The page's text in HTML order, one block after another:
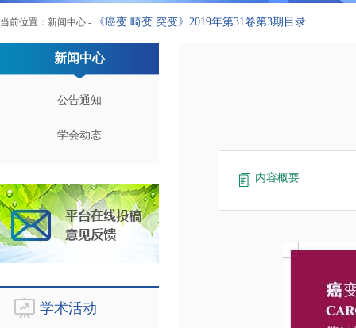
当前位置： 新闻中心 - 《癌变 畸变 突变》2019年第31卷第3期目录
新闻中心
公告通知
学会动态
学术活动
内容概要